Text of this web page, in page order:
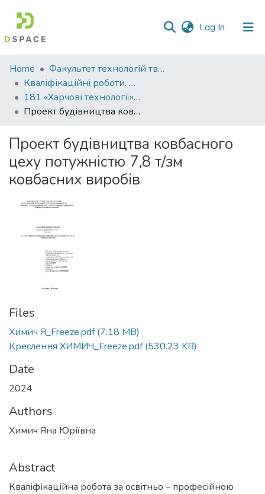
Log In (current)
Communities
&
Collections
All of DSpace
Statistics
Home
Факультет технологій тваринництва та продовольства
Кваліфікаційні роботи. Факультет технологій тваринництва та продовольства
181 «Харчові технології» - Бакалаври 2023-2024
Проект будівництва ковбасного цеху потужністю 7,8 т/зм ковбасних виробів
Проект будівництва ковбасного
цеху потужністю 7,8 т/зм
ковбасних виробів
Files
Химич Я_Freeze.pdf(7.18 MB)
Креслення ХИМИЧ_Freeze.pdf(530.23 KB)
Date
2024
Authors
Химич Яна Юріївна
Abstract
Кваліфікаційна робота за освітньо – професійною